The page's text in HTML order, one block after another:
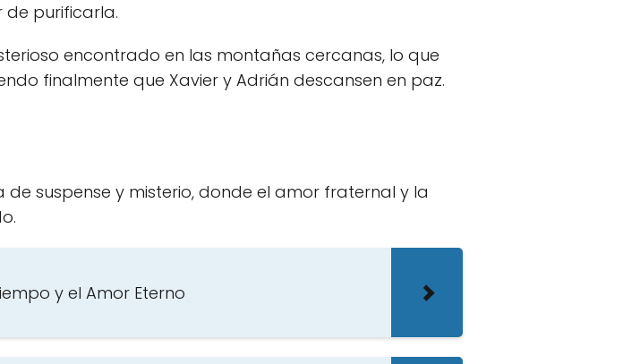
de purificarla.
encontrado en las montañas cercanas, lo que
finalmente que Xavier y Adrián descansen en paz.
suspense y misterio, donde el amor fraternal y la
y el Amor Eterno